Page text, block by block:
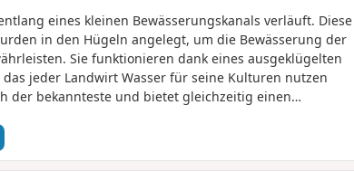
eines kleinen Bewässerungskanals verläuft. Diese
in den Hügeln angelegt, um die Bewässerung der
Sie funktionieren dank eines ausgeklügelten
jeder Landwirt Wasser für seine Kulturen nutzen
der bekannteste und bietet gleichzeitig einen